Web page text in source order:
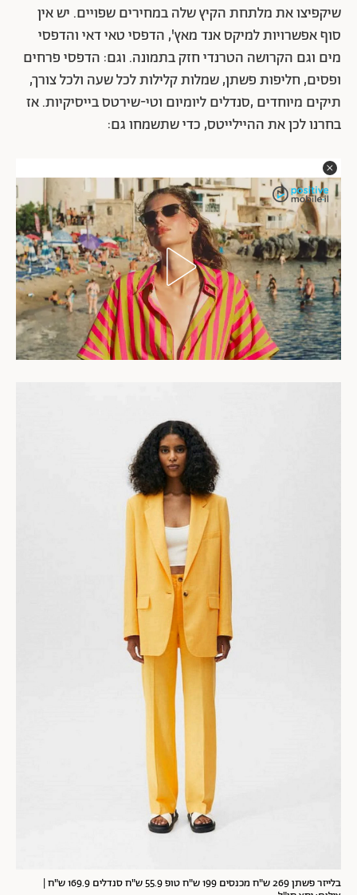
שיקפיצו את מלתחת הקיץ שלה במחירים שפויים. יש אין
סוף אפשרויות למיקס אנד מאץ', הדפסי טאי דאי והדפסי
מים וגם הקרושה הטרנדי חזק בתמונה. וגם: הדפסי פרחים
ופסים, חליפות פשתן, שמלות קלילות לכל שעה ולכל צורך,
תיקים מיוחדים ,סנדלים ליומיום וטי-שירטס בייסיקיות. אז
בחרנו לכן את ההיילייטס, כדי שתשמחו גם:
בלייזר פשתן 269 ש"ח מכנסים 199 ש"ח טופ 55.9 ש"ח סנדלים 169.9 ש"ח |